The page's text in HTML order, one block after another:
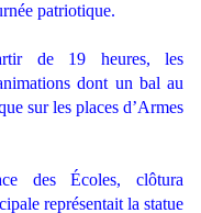
patriotique.
de 19 heures, les
dont un bal au
sur les places d’Armes
des Écoles, clôtura
représentait la statue